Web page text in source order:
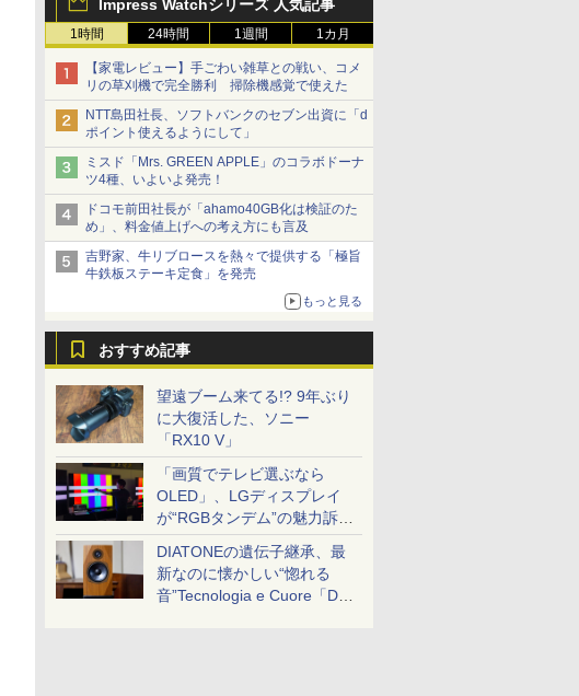
Impress Watchシリーズ 人気記事
1時間 24時間 1週間 1カ月
【家電レビュー】手ごわい雑草との戦い、コメ
リの草刈機で完全勝利 掃除機感覚で使えた
NTT島田社長、ソフトバンクのセブン出資に「d
ポイント使えるようにして」
ミスド「Mrs. GREEN APPLE」のコラボドーナ
ツ4種、いよいよ発売！
ドコモ前田社長が「ahamo40GB化は検証のた
め」、料金値上げへの考え方にも言及
吉野家、牛リブロースを熱々で提供する「極旨
牛鉄板ステーキ定食」を発売
もっと見る
おすすめ記事
望遠ブーム来てる!? 9年ぶり
に大復活した、ソニー
「RX10 V」
「画質でテレビ選ぶなら
OLED」、LGディスプレイ
が“RGBタンデム”の魅力訴
求。液晶とのガチ比較も
DIATONEの遺伝子継承、最
新なのに懐かしい“惚れる
音”Tecnologia e Cuore「DS-